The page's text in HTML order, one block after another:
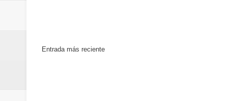
Entrada más reciente